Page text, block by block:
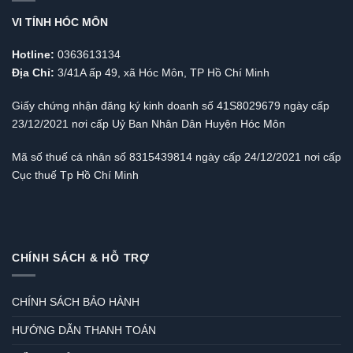
VI TÍNH HÓC MÔN
Hotline: 0363613134
Địa Chỉ: 3/41A ấp 49, xã Hóc Môn, TP Hồ Chí Minh
Giấy chứng nhận đăng ký kinh doanh số 41S8029679 ngày cấp
23/12/2021 nơi cấp Uỷ Ban Nhân Dân Huyện Hóc Môn
Mã số thuế cá nhân số 8315439814 ngày cấp 24/12/2021 nơi cấp
Cục thuế Tp Hồ Chí Minh
CHÍNH SÁCH & HỖ TRỢ
CHÍNH SÁCH BẢO HÀNH
HƯỚNG DẪN THANH TOÁN